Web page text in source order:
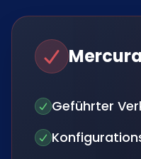
Geführter